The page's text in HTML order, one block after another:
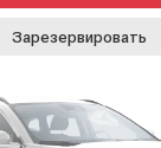
Зарезервировать